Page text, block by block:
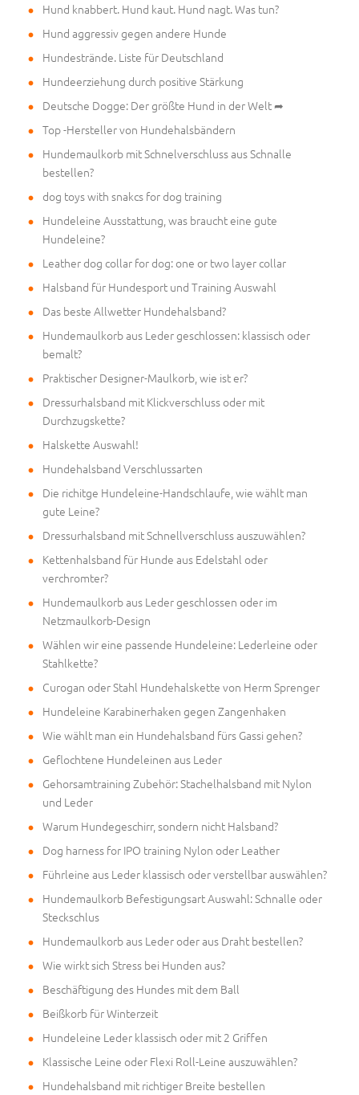
Hund knabbert. Hund kaut. Hund nagt. Was tun?
Hund aggressiv gegen andere Hunde
Hundestrände. Liste für Deutschland
Hundeerziehung durch positive Stärkung
Deutsche Dogge: Der größte Hund in der Welt ➦
Top -Hersteller von Hundehalsbändern
Hundemaulkorb mit Schnelverschluss aus Schnalle
bestellen?
dog toys with snakcs for dog training
Hundeleine Ausstattung, was braucht eine gute
Hundeleine?
Leather dog collar for dog: one or two layer collar
Halsband für Hundesport und Training Auswahl
Das beste Allwetter Hundehalsband?
Hundemaulkorb aus Leder geschlossen: klassisch oder
bemalt?
Praktischer Designer-Maulkorb, wie ist er?
Dressurhalsband mit Klickverschluss oder mit
Durchzugskette?
Halskette Auswahl!
Hundehalsband Verschlussarten
Die richitge Hundeleine-Handschlaufe, wie wählt man
gute Leine?
Dressurhalsband mit Schnellverschluss auszuwählen?
Kettenhalsband für Hunde aus Edelstahl oder
verchromter?
Hundemaulkorb aus Leder geschlossen oder im
Netzmaulkorb-Design
Wählen wir eine passende Hundeleine: Lederleine oder
Stahlkette?
Curogan oder Stahl Hundehalskette von Herm Sprenger
Hundeleine Karabinerhaken gegen Zangenhaken
Wie wählt man ein Hundehalsband fürs Gassi gehen?
Geflochtene Hundeleinen aus Leder
Gehorsamtraining Zubehör: Stachelhalsband mit Nylon
und Leder
Warum Hundegeschirr, sondern nicht Halsband?
Dog harness for IPO training Nylon oder Leather
Führleine aus Leder klassisch oder verstellbar auswählen?
Hundemaulkorb Befestigungsart Auswahl: Schnalle oder
Steckschlus
Hundemaulkorb aus Leder oder aus Draht bestellen?
Wie wirkt sich Stress bei Hunden aus?
Beschäftigung des Hundes mit dem Ball
Beißkorb für Winterzeit
Hundeleine Leder klassisch oder mit 2 Griffen
Klassische Leine oder Flexi Roll-Leine auszuwählen?
Hundehalsband mit richtiger Breite bestellen